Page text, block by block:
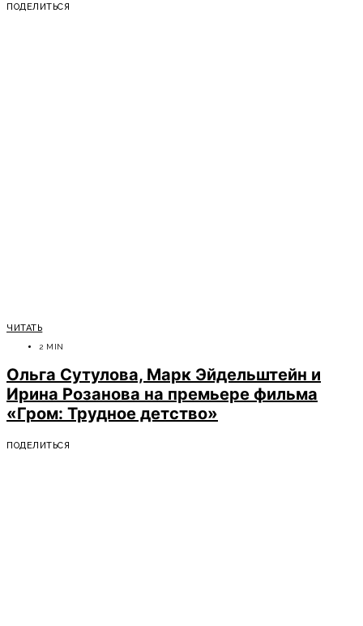
ПОДЕЛИТЬСЯ
ЧИТАТЬ
2 MIN
Ольга Сутулова, Марк Эйдельштейн и
Ирина Розанова на премьере фильма
«Гром: Трудное детство»
ПОДЕЛИТЬСЯ